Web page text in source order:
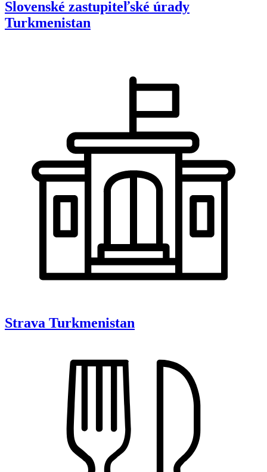
Slovenské zastupiteľské úrady
Turkmenistan
Strava Turkmenistan